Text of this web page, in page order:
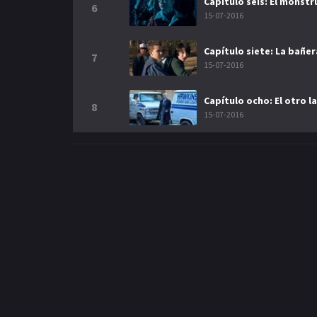
6
15-07-2016
7 Capítulo siete: La
15-07-2016
8 Capítulo ocho: El otro
15-07-2016